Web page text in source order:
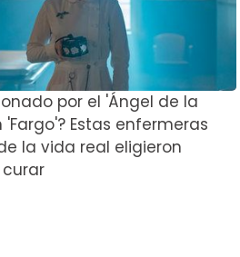
por el 'Ángel de la
'Fargo'? Estas enfermeras
la vida real eligieron